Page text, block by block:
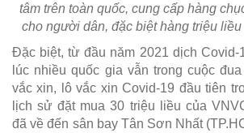
tâm trên toàn quốc, cung cấp hàng
cho người dân, đặc biệt hàng triệu
Đặc biệt, từ đầu năm 2021 dịch Covid-
lúc nhiều quốc gia vẫn trong cuộc
vắc xin, lô vắc xin Covid-19 đầu tiên
lịch sử đặt mua 30 triệu liều của
đã về đến sân bay Tân Sơn Nhất